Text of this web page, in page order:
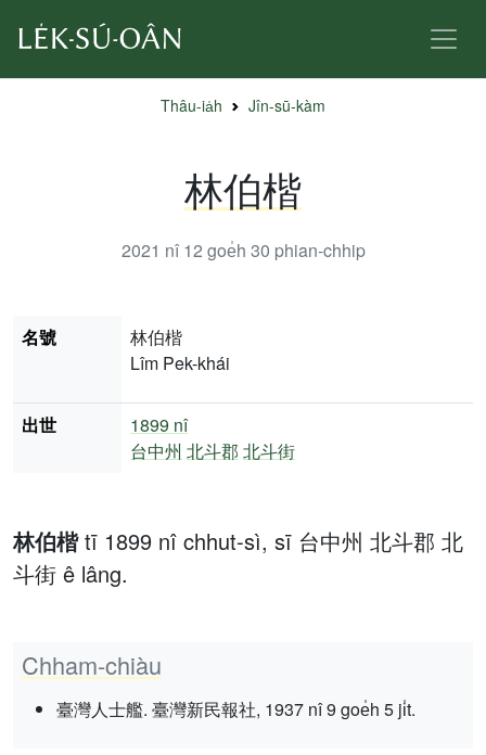
Thâu-ia̍h Jîn-sū-kàm
林伯楷
2021 nî 12 goe̍h 30 phian-chhip
林伯楷tī 1899 nî chhut-sì, sī 台中州 北斗郡 北
斗街 ê lâng.
Chham-chiàu
臺灣人士艦. 臺灣新民報社, 1937 nî 9 goe̍h 5 ji̍t.
名號
林伯楷
Lîm Pek-khái
出世
1899 nî
台中州 北斗郡 北斗街